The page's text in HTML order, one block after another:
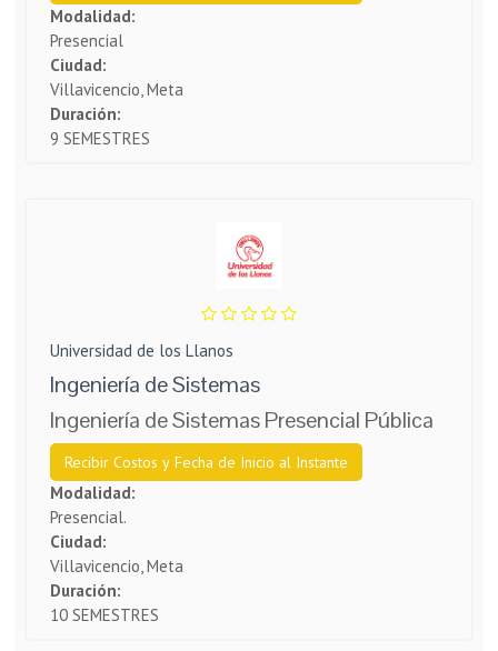
Modalidad:
Presencial
Ciudad:
Villavicencio, Meta
Duración:
9 SEMESTRES
Universidad de los Llanos
Ingeniería de Sistemas
Ingeniería de Sistemas Presencial Pública
Recibir Costos y Fecha de Inicio al Instante
Modalidad:
Presencial.
Ciudad:
Villavicencio, Meta
Duración:
10 SEMESTRES